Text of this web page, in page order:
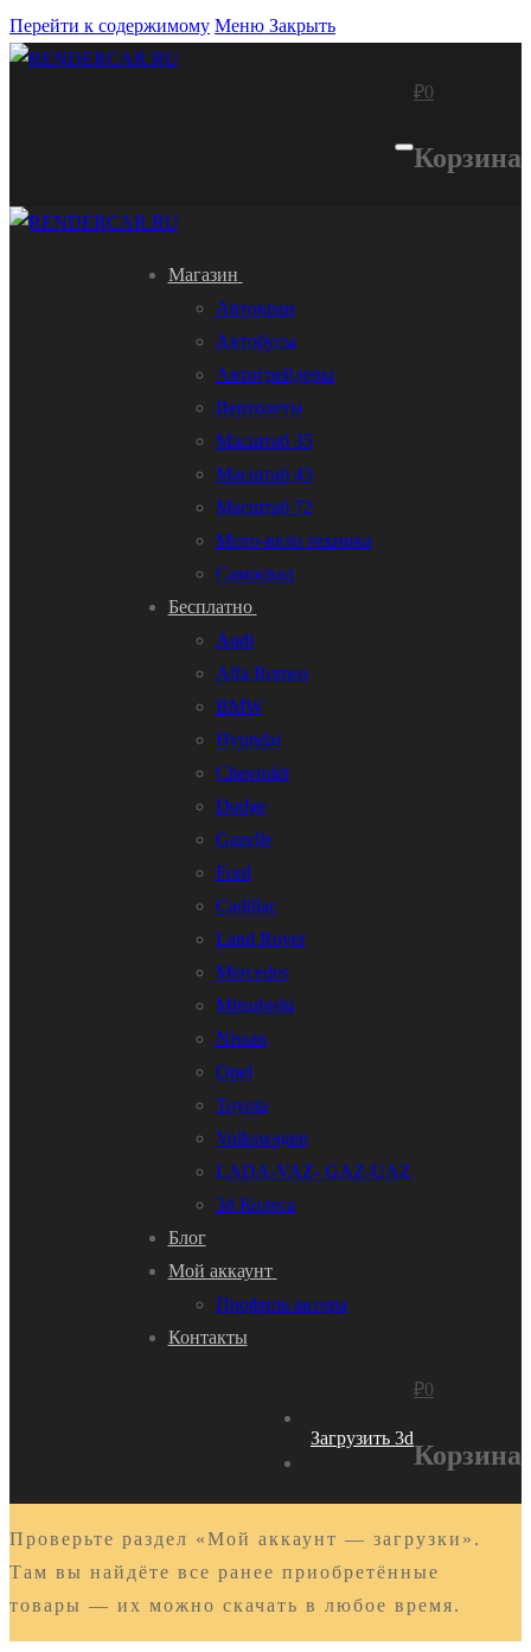
Перейти к содержимому Меню Закрыть
₽0
Корзина
Магазин
Автокран
Автобусы
Автогрейдеры
Вертолеты
Масштаб 35
Масштаб 43
Масштаб 72
Мото-вело техника
Самосвал
Бесплатно
Audi
Alfa Romeo
BMW
Hyundai
Chevrolet
Dodge
Gazelle
Ford
Cadillac
Land Rover
Mercedes
Mitsubishi
Nissan
Opel
Toyota
Volkswagen
LADA-VAZ- GAZ-UAZ
3d Колеса
Блог
Мой аккаунт
Профиль автора
Контакты
Загрузить 3d
₽0
Корзина
Проверьте раздел «Мой аккаунт — загрузки».
Там вы найдёте все ранее приобретённые
товары — их можно скачать в любое время.